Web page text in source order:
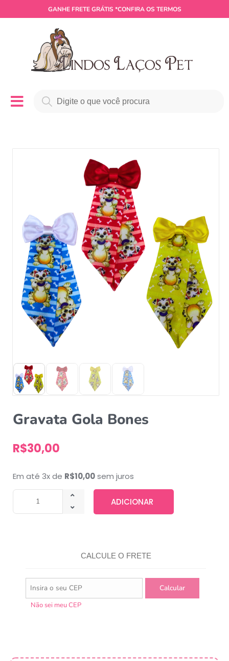
GANHE FRETE GRÁTIS *CONFIRA OS TERMOS
Gravata Gola Bones
R$30,00
Em até 3x de R$10,00sem juros
ADICIONAR
CALCULE O FRETE
Não sei meu CEP